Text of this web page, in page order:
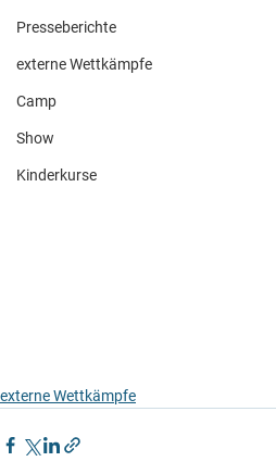
Presseberichte
externe Wettkämpfe
Camp
Show
Kinderkurse
externe Wettkämpfe